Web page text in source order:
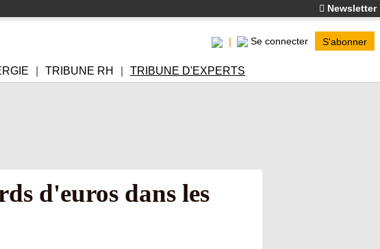
Newsletter
Se connecter S'abonner
TRIBUNE RH TRIBUNE D'EXPERTS
d'euros dans les